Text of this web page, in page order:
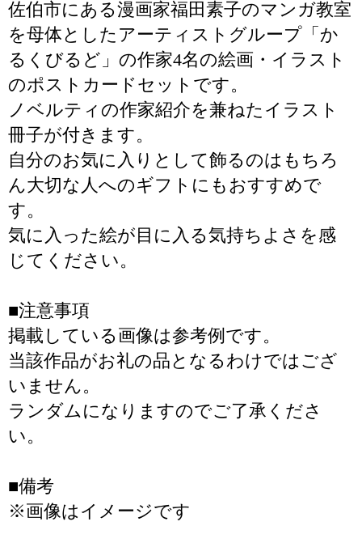
佐伯市にある漫画家福田素子のマンガ教室
を母体としたアーティストグループ「か
るくびるど」の作家4名の絵画・イラスト
のポストカードセットです。
ノベルティの作家紹介を兼ねたイラスト
冊子が付きます。
自分のお気に入りとして飾るのはもちろ
ん大切な人へのギフトにもおすすめで
す。
気に入った絵が目に入る気持ちよさを感
じてください。
■注意事項
掲載している画像は参考例です。
当該作品がお礼の品となるわけではござ
いません。
ランダムになりますのでご了承くださ
い。
■備考
※画像はイメージです